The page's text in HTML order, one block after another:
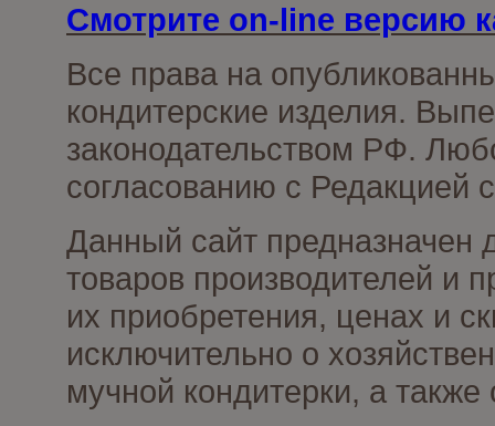
Смотрите on-line версию
Все права на
кондитерские изделия.
законодательством РФ.
согласованию с Редакцией
Данный сайт предназначен
товаров производителей и
их приобретения, ценах и
исключительно о
мучной кондитерки, а